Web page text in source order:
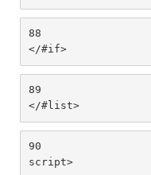
88
</#if>
89
</#list>
90
script>